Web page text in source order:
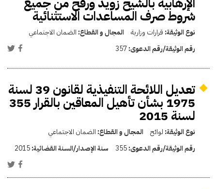
شروط صرف المساعدات الاستثنائية
نوع الوثيقة: قرارات وزارية المجال و القطاع: الضمان الاجتماعي
رقم الوثيقة/رقم الدعوى:357
تعديل اللائحة التنفيذية لقانون 39 لسنة
1975 بشأن تأهيل المعاقين بالقرار 355
لسنة 2015
نوع الوثيقة: لوائح المجال و القطاع: الضمان الاجتماعي
رقم الوثيقة/رقم الدعوى:355 سنة الإصدار/السنة القضائية:2015